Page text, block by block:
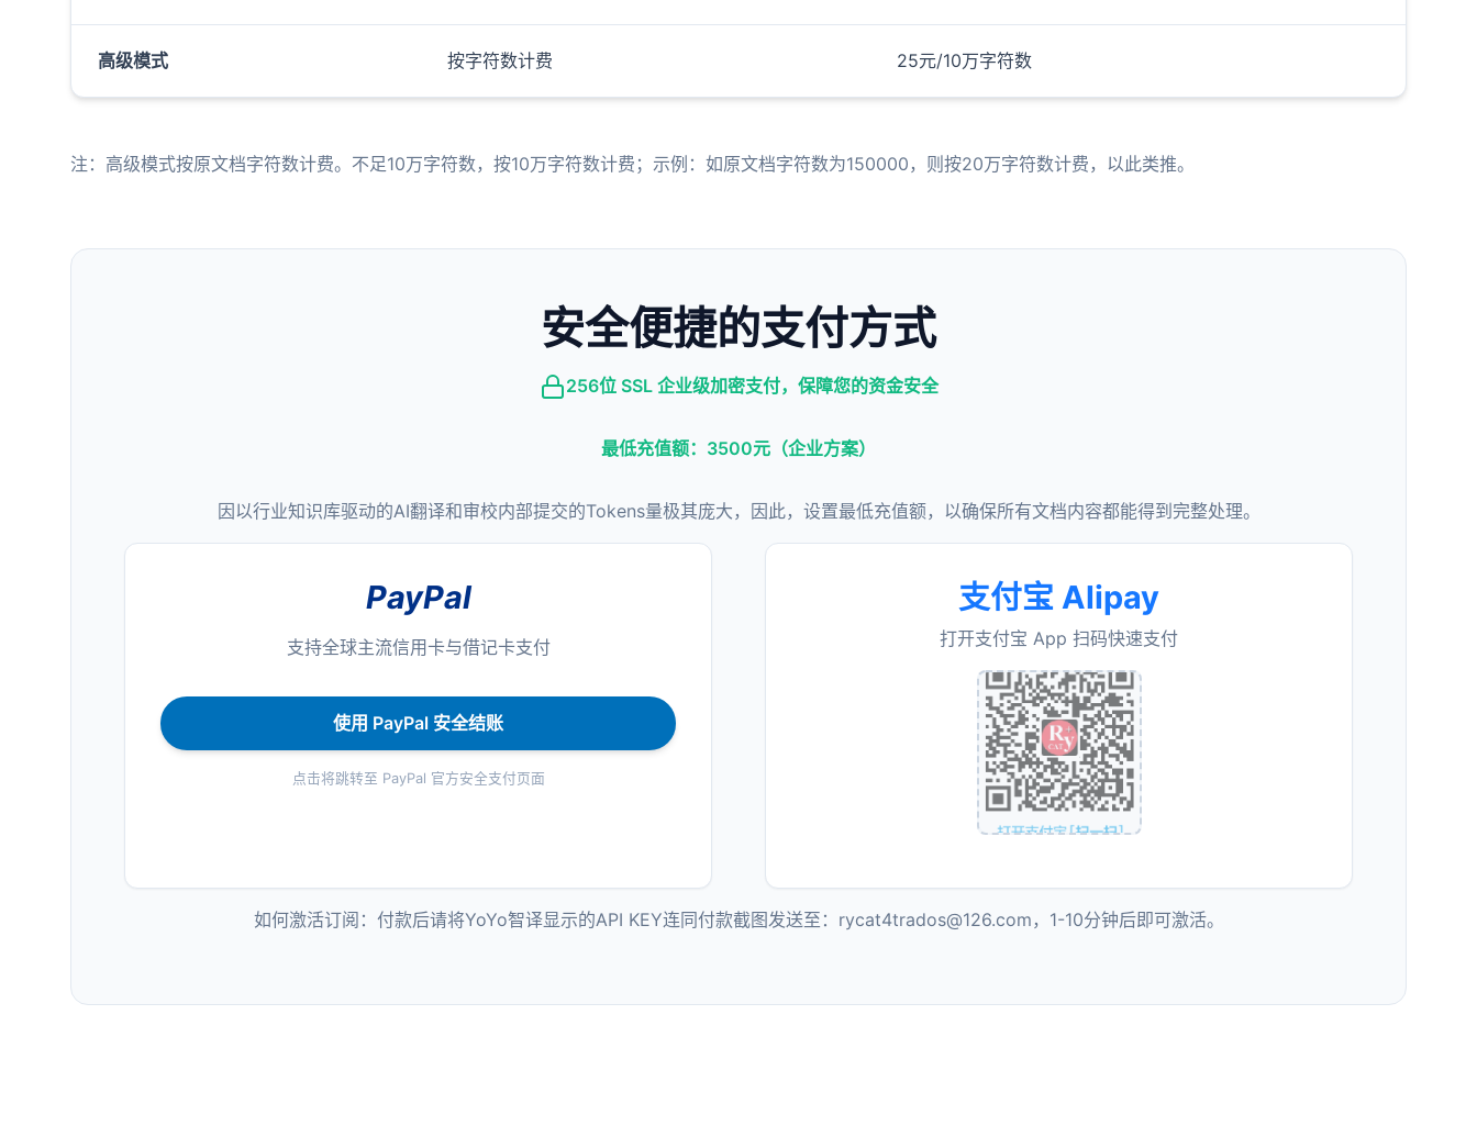
高级模式 按字符数计费 25元/10万字符数
注：高级模式按原文档字符数计费。不足10万字符数，按10万字符数计费；示例：如原文档字符数为150000，则按20万字符数计费，以此类推。
安全便捷的支付方式
256位 SSL 企业级加密支付，保障您的资金安全
最低充值额：3500元（企业方案）
因以行业知识库驱动的AI翻译和审校内部提交的Tokens量极其庞大，因此，设置最低充值额，以确保所有文档内容都能得到完整处理。
PayPal
支持全球主流信用卡与借记卡支付
使用 PayPal 安全结账
点击将跳转至 PayPal 官方安全支付页面
支付宝 Alipay
打开支付宝 App 扫码快速支付
如何激活订阅：付款后请将YoYo智译显示的API KEY连同付款截图发送至：rycat4trados@126.com，1-10分钟后即可激活。